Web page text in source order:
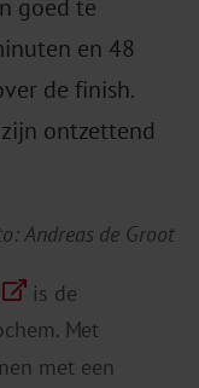
goed te
en 48
de finish.
ontzettend
Andreas de Groot
is de
Met
met een